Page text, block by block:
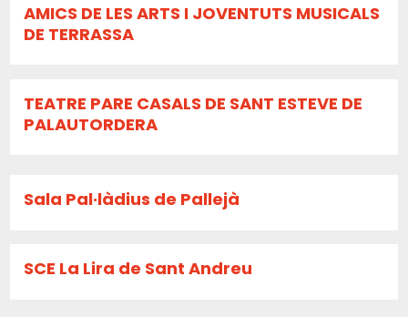
AMICS DE LES ARTS I JOVENTUTS MUSICALS
DE TERRASSA
TEATRE PARE CASALS DE SANT ESTEVE DE
PALAUTORDERA
Sala Pal·làdius de Pallejà
SCE La Lira de Sant Andreu